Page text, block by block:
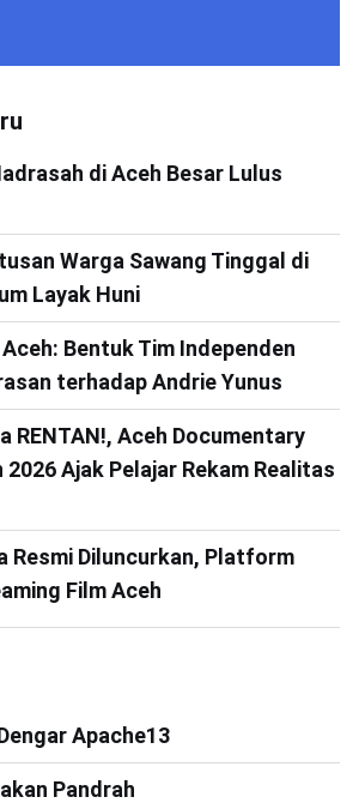
di Aceh Besar Lulus
Warga Sawang Tinggal di
Layak Huni
Bentuk Tim Independen
terhadap Andrie Yunus
RENTAN!, Aceh Documentary
Ajak Pelajar Rekam Realitas
Resmi Diluncurkan, Platform
Film Aceh
Apache13
Pandrah